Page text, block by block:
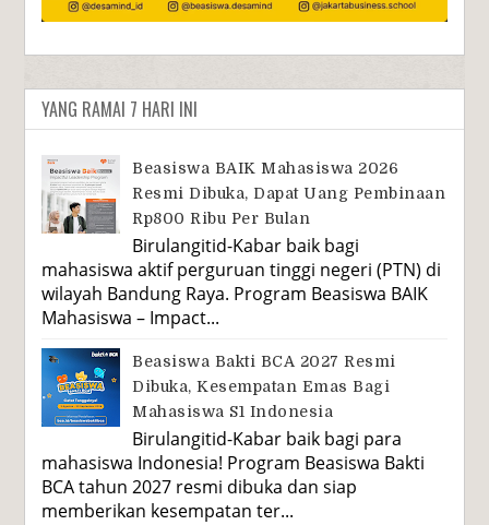
YANG RAMAI 7 HARI INI
Beasiswa BAIK Mahasiswa 2026
Resmi Dibuka, Dapat Uang Pembinaan
Rp800 Ribu Per Bulan
Birulangitid-Kabar baik bagi
mahasiswa aktif perguruan tinggi negeri (PTN) di
wilayah Bandung Raya. Program Beasiswa BAIK
Mahasiswa – Impact...
Beasiswa Bakti BCA 2027 Resmi
Dibuka, Kesempatan Emas Bagi
Mahasiswa S1 Indonesia
Birulangitid-Kabar baik bagi para
mahasiswa Indonesia! Program Beasiswa Bakti
BCA tahun 2027 resmi dibuka dan siap
memberikan kesempatan ter...